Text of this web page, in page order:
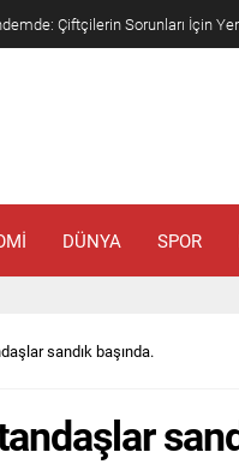
Çiftçilerin Sorunları İçin
DÜNYA SPOR
sandık başında.